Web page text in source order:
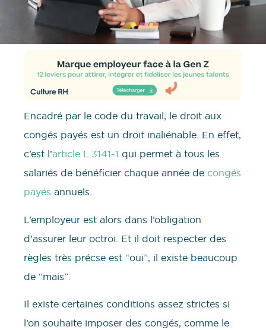
Encadré par le code du travail, le droit aux
congés payés est un droit inaliénable. En effet,
c’est l’article L.3141-1 qui permet à tous les
salariés de bénéficier chaque année de congés
payés annuels.
L’employeur est alors dans l’obligation
d’assurer leur octroi. Et il doit respecter des
règles très précse est “oui”, il existe beaucoup
de “mais”.
Il existe certaines conditions assez strictes si
l’on souhaite imposer des congés, comme le